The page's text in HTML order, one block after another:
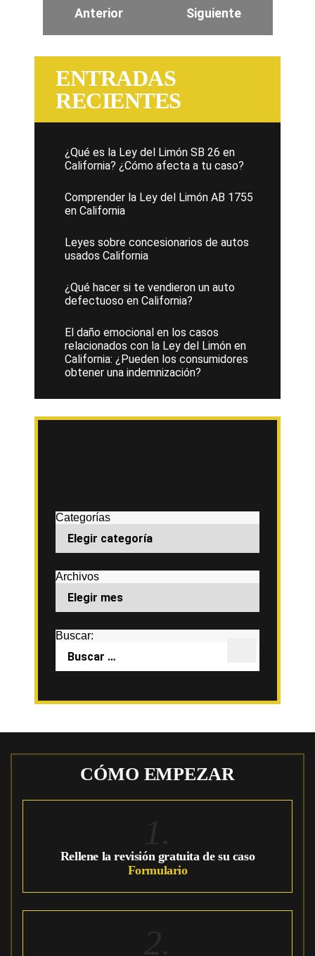
Anterior Siguiente
ENTRADAS
RECIENTES
¿Qué es la Ley del Limón SB 26 en
California? ¿Cómo afecta a tu caso?
Comprender la Ley del Limón AB 1755
en California
Leyes sobre concesionarios de autos
usados California
¿Qué hacer si te vendieron un auto
defectuoso en California?
El daño emocional en los casos
relacionados con la Ley del Limón en
California: ¿Pueden los consumidores
obtener una indemnización?
Categorías
Archivos
Buscar:
CÓMO EMPEZAR
Rellene la revisión gratuita de su caso
Formulario